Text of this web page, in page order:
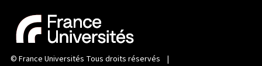
© France Universités Tous droits réservés |